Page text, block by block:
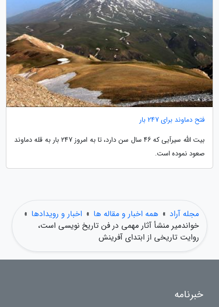
فتح دماوند برای 247 بار
بیت الله سیرآیی که 46 سال سن دارد، تا به امروز 247 بار به قله دماوند
صعود نموده است.
مجله آراد » همه اخبار و مقاله ها » اخبار و رویدادها »
خواندمیر منشأ آثار مهمی در فن تاریخ نویسی است،
روایت تاریخی از ابتدای آفرینش
خبرنامه